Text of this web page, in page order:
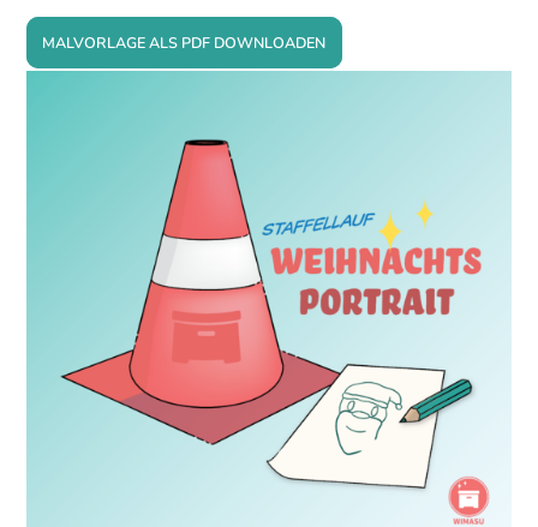
MALVORLAGE ALS PDF DOWNLOADEN